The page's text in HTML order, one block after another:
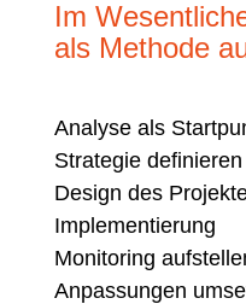
Im
als Methode
Analyse als
Strategie definieren
Design des
Implementierung
Monitoring
Anpassungen